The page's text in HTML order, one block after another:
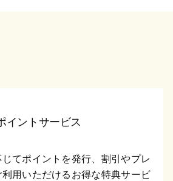
イントサービス
てポイントを発行、割引やプレ
用いただけるお得な特典サービ